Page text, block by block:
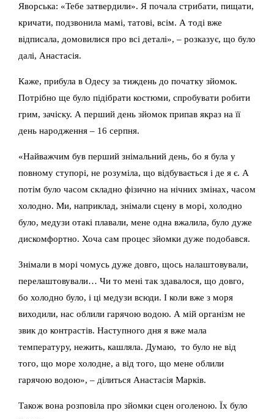
Яворська: «Тебе затвердили». Я почала стрибати, пищати,
кричати, подзвонила мамі, татові, всім. А тоді вже
відписала, домовилися про всі деталі», – розказує, що було
далі, Анастасія.
Каже, прибула в Одесу за тиждень до початку зйомок.
Потрібно ще було підібрати костюми, спробувати робити
грим, зачіску. А перший день зйомок припав якраз на її
день народження – 16 серпня.
«Найважчим був перший знімальний день, бо я була у
повному ступорі, не розуміла, що відбувається і де я є. А
потім було часом складно фізично на нічних змінах, часом
холодно. Ми, наприклад, знімали сцену в морі, холодно
було, медузи отакі плавали, мене одна вжалила, було дуже
дискомфортно. Хоча сам процес зйомки дуже подобався.
Знімали в морі чомусь дуже довго, щось налаштовували,
перелаштовували… Чи то мені так здавалося, що довго,
бо холодно було, і ці медузи всюди. І коли вже з моря
виходили, нас облили гарячою водою. А мій організм не
звик до контрастів. Наступного дня я вже мала
температуру, нежить, кашляла. Думаю, то було не від
того, що море холодне, а від того, що мене облили
гарячою водою», – ділиться Анастасія Марків.
Також вона розповіла про зйомки сцен оголеною. Їх було